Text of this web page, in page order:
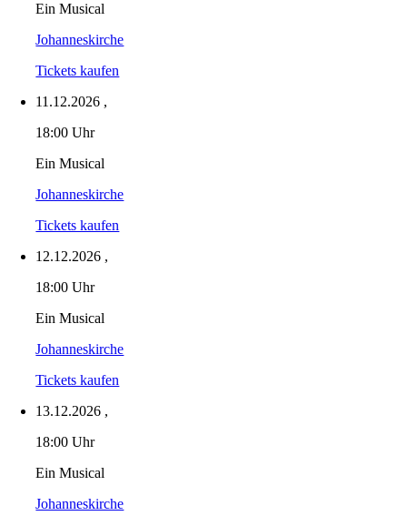
Ein Musical
Johanneskirche
Tickets kaufen
11.12.2026 ,
18:00 Uhr
Ein Musical
Johanneskirche
Tickets kaufen
12.12.2026 ,
18:00 Uhr
Ein Musical
Johanneskirche
Tickets kaufen
13.12.2026 ,
18:00 Uhr
Ein Musical
Johanneskirche